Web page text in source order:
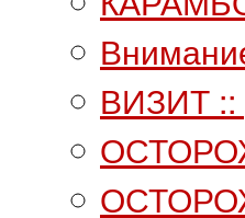
ВИЗИТ ::